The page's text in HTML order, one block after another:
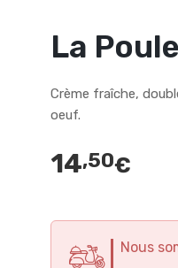
La
Crème fraîche,
oeuf.
14,50€
Nous